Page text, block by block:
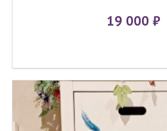
19 000